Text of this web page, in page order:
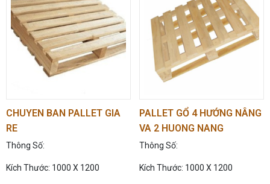
CHUYEN BAN PALLET GIA
RE
Thông Số:
Kích Thước: 1000 X 1200
PALLET GỔ 4 HƯỚNG NÂNG
VA 2 HUONG NANG
Thông Số:
Kích Thước: 1000 X 1200